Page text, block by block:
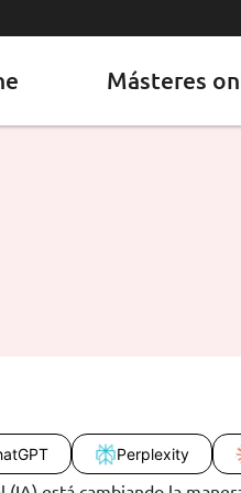
Másteres
Perplexity